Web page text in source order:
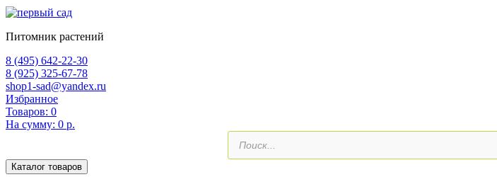
Питомник растений
8 (495) 642-22-30
8 (925) 325-67-78
shop1-sad@yandex.ru
Избранное
Товаров: 0
На сумму: 0 р.
Поиск
товаров
Каталог товаров